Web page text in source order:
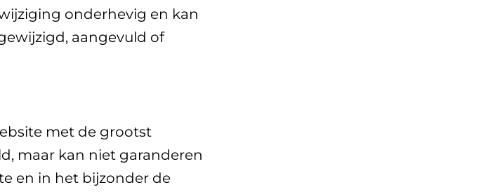
onderhevig en kan
aangevuld of
met de grootst
maar kan niet garanderen
en in het bijzonder de